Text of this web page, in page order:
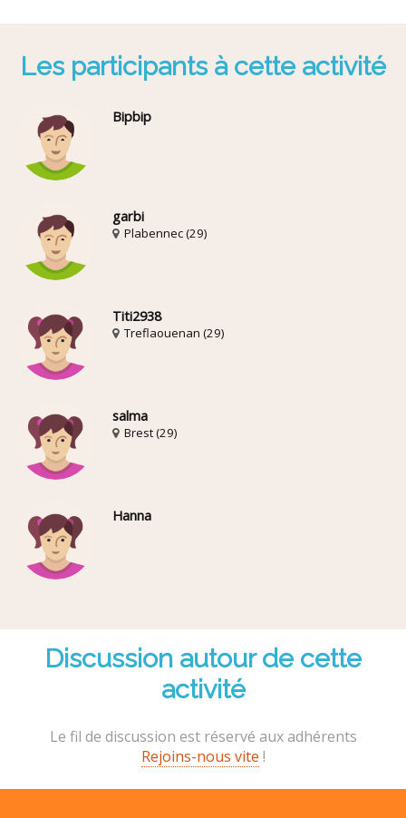
Les participants à cette activité
Bipbip
garbi
Plabennec (29)
Titi2938
Treflaouenan (29)
salma
Brest (29)
Hanna
Discussion autour de cette
activité
Le fil de discussion est réservé aux adhérents
Rejoins-nous vite !